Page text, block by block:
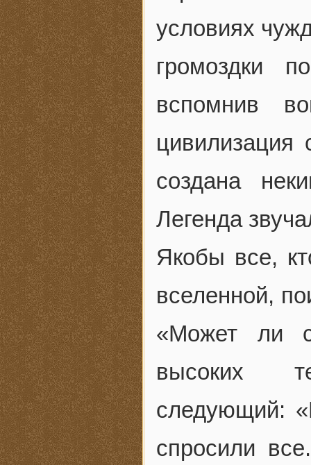
условиях
громоздки
вспомнив
цивилизация
создана
Легенда
Якобы все,
вселенной,
«Может ли
высоких
следующий:
спросили